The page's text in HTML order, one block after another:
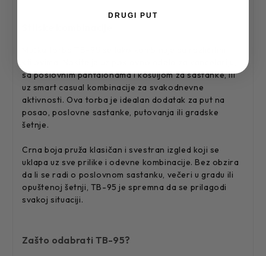
sa poslovnim pantalonama i košuljom za sastanke, ili
uz smart casual kombinacije za svakodnevne
aktivnosti. Ova torba je idealan dodatak za put na
posao, poslovne sastanke, putovanja ili gradske
šetnje.
Crna boja pruža klasičan i svestran izgled koji se
uklapa uz sve prilike i odevne kombinacije. Bez obzira
da li se radi o poslovnom sastanku, večeri u gradu ili
opuštenoj šetnji, TB-95 je spremna da se prilagodi
svakoj situaciji.
Zašto odabrati TB-95?
DRUGI PUT